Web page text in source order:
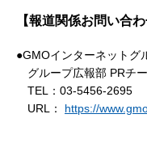
【報道関係お問い合わ
●GMOインターネットグ
グループ広報部 PRチ
TEL：03-5456-2695
URL： https://